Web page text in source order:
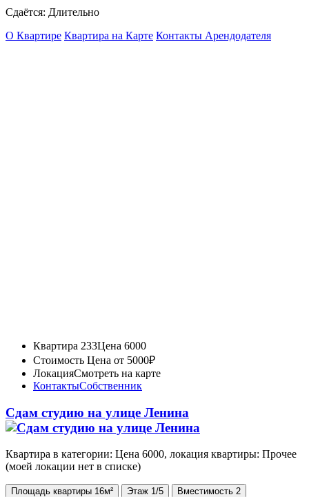
Сдаётся: Длительно
О Квартире Квартира на Карте Контакты Арендодателя
Квартира 233Цена 6000
Стоимость Цена от 5000₽
ЛокацияСмотреть на карте
КонтактыСобственник
Сдам студию на улице Ленина
Квартира в категории: Цена 6000, локация квартиры: Прочее
(моей локации нет в списке)
Площадь квартиры 16м² Этаж 1/5 Вместимость 2